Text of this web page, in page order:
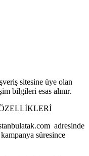
sitesine üye olan
bilgileri esas alınır.
adresinde
süresince